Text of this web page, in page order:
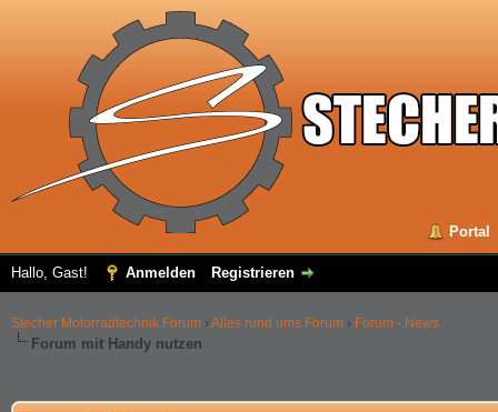
Portal
Hallo, Gast! Anmelden Registrieren
Stecher Motorradtechnik Forum › Alles rund ums Forum › Forum - News
Forum mit Handy nutzen